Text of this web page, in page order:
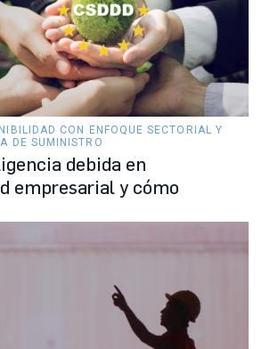
CON ENFOQUE SECTORIAL Y
DE SUMINISTRO
debida en
empresarial y cómo